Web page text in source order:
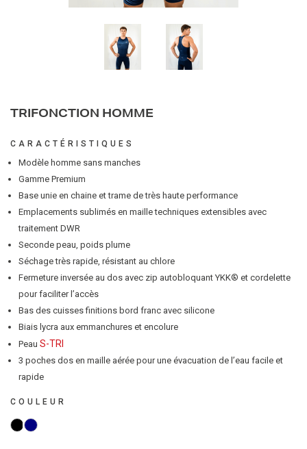
TRIFONCTION HOMME
CARACTÉRISTIQUES
Modèle homme sans manches
Gamme Premium
Base unie en chaine et trame de très haute performance
Emplacements sublimés en maille techniques extensibles avec
traitement DWR
Seconde peau, poids plume
Séchage très rapide, résistant au chlore
Fermeture inversée au dos avec zip autobloquant YKK® et cordelette
pour faciliter l’accès
Bas des cuisses finitions bord franc avec silicone
Biais lycra aux emmanchures et encolure
Peau S-TRI
3 poches dos en maille aérée pour une évacuation de l’eau facile et
rapide
COULEUR
NOIRBLEU